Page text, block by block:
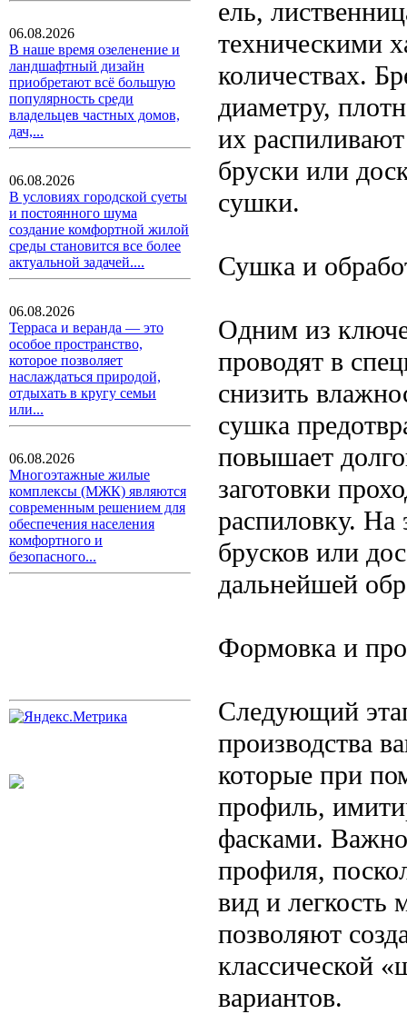
06.08.2026
В наше время озеленение и
ландшафтный дизайн
приобретают всё большую
популярность среди
владельцев частных домов,
дач,...
06.08.2026
В условиях городской суеты
и постоянного шума
создание комфортной жилой
среды становится все более
актуальной задачей....
06.08.2026
Терраса и веранда — это
особое пространство,
которое позволяет
наслаждаться природой,
отдыхать в кругу семьи
или...
06.08.2026
Многоэтажные жилые
комплексы (МЖК) являются
современным решением для
обеспечения населения
комфортного и
безопасного...
ель,
техническими
количествах.
диаметру,
их
бруски или
сушки.
Сушка и
Одним из
проводят в
снизить
сушка
повышает
заготовки
распиловку. На
брусков или
дальнейшей
Формовка и
Следующий
производства
которые при
профиль,
фасками.
профиля,
вид и легкость
позволяют
классической
вариантов.